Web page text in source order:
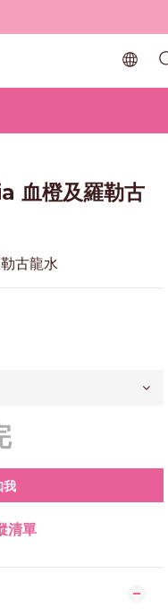
血橙及羅勒古
古龍水
我
清單